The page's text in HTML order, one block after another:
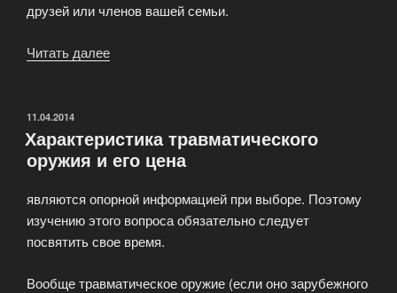
друзей или членов вашей семьи.
Читать далее
ОПУБЛИКОВАНО
11.04.2014
Характеристика травматического
оружия и его цена
являются опорной информацией при выборе. Поэтому
изучению этого вопроса обязательно следует
посвятить свое время.
Вообще травматическое оружие (если оно зарубежного